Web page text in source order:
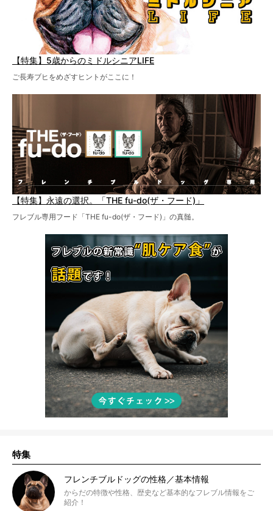
【特集】5歳からのミドルシニアLIFE
ご長寿ブヒをめざすヒントがここに！
【特集】永遠の選択。「THE fu-do(ザ・フード)」
フレブル専用フード「THE fu-do(ザ・フード)」の真髄。
特集
フレンチブルドッグの性格／基本情報
からだの特徴や性格、歴史など基本的なフレブル情報をご
紹介！